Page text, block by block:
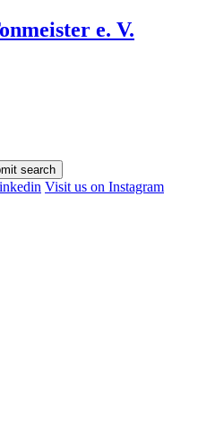
e. V.
search
Visit us on Instagram